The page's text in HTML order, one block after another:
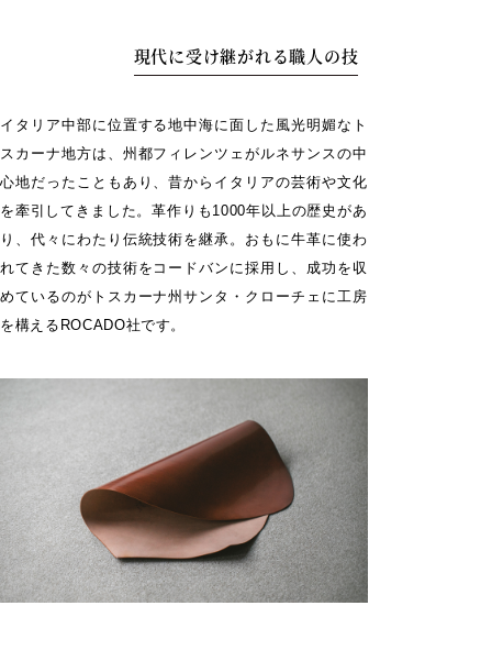
現代に受け継がれる職人の技
イタリア中部に位置する地中海に面した風光明媚なト
スカーナ地方は、州都フィレンツェがルネサンスの中
心地だったこともあり、昔からイタリアの芸術や文化
を牽引してきました。革作りも1000年以上の歴史があ
り、代々にわたり伝統技術を継承。おもに牛革に使わ
れてきた数々の技術をコードバンに採用し、成功を収
めているのがトスカーナ州サンタ・クローチェに工房
を構えるROCADO社です。